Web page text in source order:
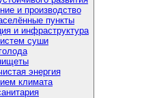
и производство
пункты
и инфраструктура
суши
энергия
климата